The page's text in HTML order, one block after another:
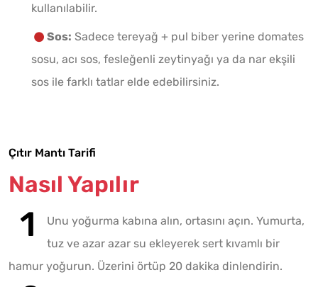
kullanılabilir.
Sos: Sadece tereyağ + pul biber yerine domates
sosu, acı sos, fesleğenli zeytinyağı ya da nar ekşili
sos ile farklı tatlar elde edebilirsiniz.
Çıtır Mantı Tarifi
Nasıl Yapılır
Unu yoğurma kabına alın, ortasını açın. Yumurta,
tuz ve azar azar su ekleyerek sert kıvamlı bir
hamur yoğurun. Üzerini örtüp 20 dakika dinlendirin.